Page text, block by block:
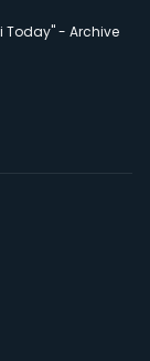
Today" - Archive